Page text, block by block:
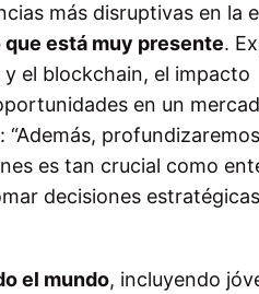
más disruptivas en la
está muy presente.
el blockchain, el impacto
en un
es tan crucial como
decisiones
el mundo, incluyendo